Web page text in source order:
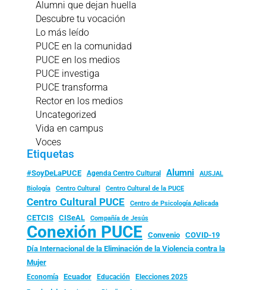
Alumni que dejan huella
Descubre tu vocación
Lo más leído
PUCE en la comunidad
PUCE en los medios
PUCE investiga
PUCE transforma
Rector en los medios
Uncategorized
Vida en campus
Voces
Etiquetas
#SoyDeLaPUCE Agenda Centro Cultural Alumni
AUSJAL
Biología
Centro Cultural Centro Cultural de la PUCE
Centro Cultural PUCE Centro de Psicología Aplicada
CETCIS CISeAL Compañía de Jesús
Conexión PUCE Convenio
COVID-19
Día Internacional de la Eliminación de la Violencia contra la
Mujer
Economía Ecuador Educación Elecciones 2025